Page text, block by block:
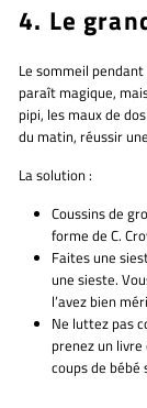
4. Le
Le sommeil
paraît magique,
pipi, les maux de
du matin, réussir
La solution :
Coussins de
forme de C.
Faites une
une sieste.
l’avez bien
Ne luttez pas
prenez un
coups de